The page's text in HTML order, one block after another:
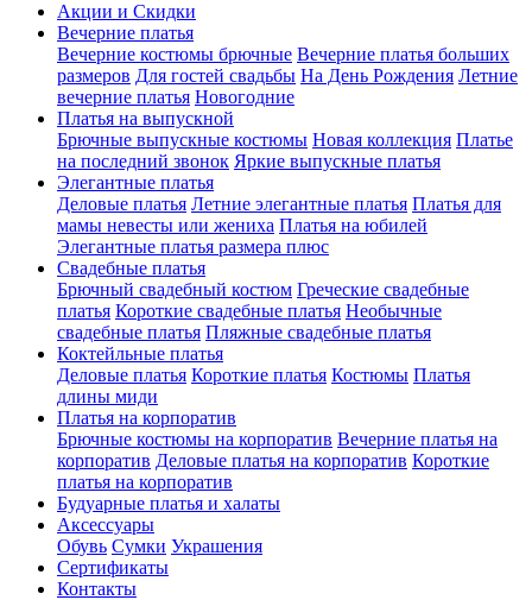
Акции и Скидки
Вечерние платья
Вечерние костюмы брючные Вечерние платья больших
размеров Для гостей свадьбы На День Рождения Летние
вечерние платья Новогодние
Платья на выпускной
Брючные выпускные костюмы Новая коллекция Платье
на последний звонок Яркие выпускные платья
Элегантные платья
Деловые платья Летние элегантные платья Платья для
мамы невесты или жениха Платья на юбилей
Элегантные платья размера плюс
Свадебные платья
Брючный свадебный костюм Греческие свадебные
платья Короткие свадебные платья Необычные
свадебные платья Пляжные свадебные платья
Коктейльные платья
Деловые платья Короткие платья Костюмы Платья
длины миди
Платья на корпоратив
Брючные костюмы на корпоратив Вечерние платья на
корпоратив Деловые платья на корпоратив Короткие
платья на корпоратив
Будуарные платья и халаты
Аксессуары
Обувь Сумки Украшения
Сертификаты
Контакты